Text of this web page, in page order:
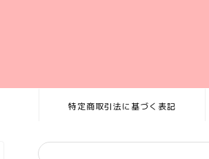
特定商取引法に基づく表記